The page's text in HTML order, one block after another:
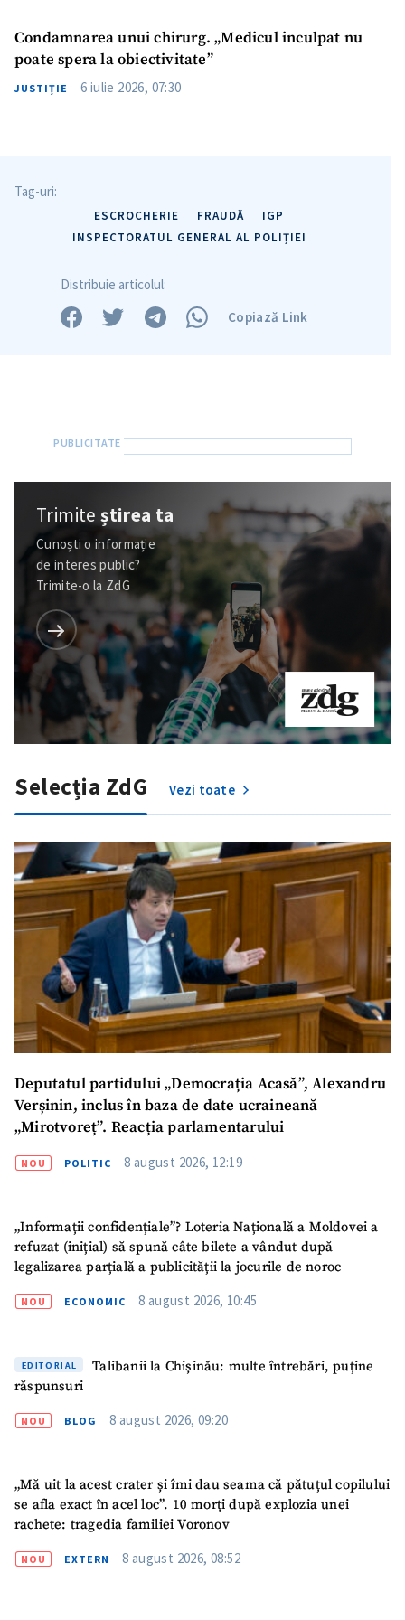
Trimite o informație
Condamnarea unui chirurg. „Medicul inculpat nu
poate spera la obiectivitate”
JUSTIȚIE 6 iulie 2026, 07:30
Tag-uri:
ESCROCHERIE FRAUDĂ
IGP
INSPECTORATUL GENERAL AL POLIȚIEI
Distribuie articolul:
Copiază Link
Trimiteștirea ta
Cunoști o informație
de interes public?
Trimite-o la ZdG
Selecția ZdG Vezi toate
Deputatul partidului „Democrația Acasă”, Alexandru
Verșinin, inclus în baza de date ucraineană
„Mirotvoreț”. Reacția parlamentarului
NOU POLITIC 8 august 2026, 12:19
„Informații confidențiale”? Loteria Națională a Moldovei a
refuzat (inițial) să spună câte bilete a vândut după
legalizarea parțială a publicității la jocurile de noroc
NOU ECONOMIC 8 august 2026, 10:45
EDITORIAL
Talibanii la Chișinău: multe întrebări, puține
răspunsuri
NOU BLOG 8 august 2026, 09:20
„Mă uit la acest crater și îmi dau seama că pătuțul copilului
se afla exact în acel loc”. 10 morți după explozia unei
rachete: tragedia familiei Voronov
NOU EXTERN 8 august 2026, 08:52
ȘTIREA MEA
Mesajul știrei
+ Mesajul știrei